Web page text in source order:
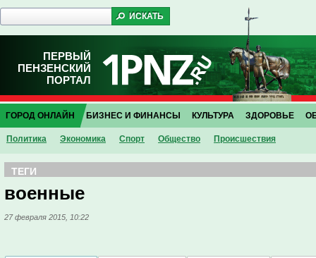
ПЕРВЫЙ
ПЕНЗЕНСКИЙ
ПОРТАЛ
ГОРОД ОНЛАЙН
Политика Экономика Спорт Общество Проиcшествия
БИЗНЕС И ФИНАНСЫ КУЛЬТУРА ЗДОРОВЬЕ
ТЕГИ
военные
27 февраля 2015, 10:22